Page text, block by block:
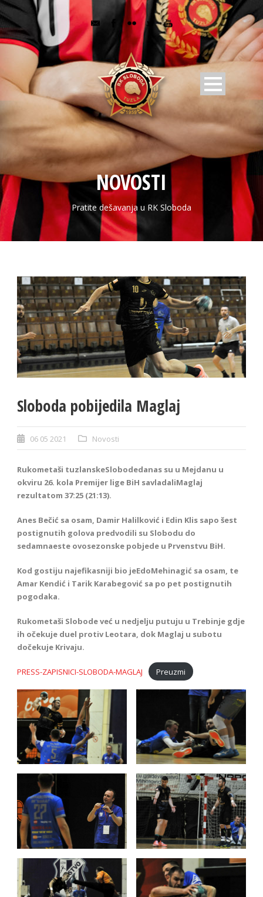
NOVOSTI
Pratite dešavanja u RK Sloboda
Sloboda pobijedila Maglaj
06 05 2021 Novosti
Rukometaši tuzlanskeSlobodedanas su u Mejdanu u
okviru 26. kola Premijer lige BiH savladaliMaglaj
rezultatom 37:25 (21:13).
Anes Bečić sa osam, Damir Halilković i Edin Klis sapo šest
postignutih golova predvodili su Slobodu do
sedamnaeste ovosezonske pobjede u Prvenstvu BiH.
Kod gostiju najefikasniji bio jeEdoMehinagić sa osam, te
Amar Kendić i Tarik Karabegović sa po pet postignutih
pogodaka.
Rukometaši Slobode već u nedjelju putuju u Trebinje gdje
ih očekuje duel protiv Leotara, dok Maglaj u subotu
dočekuje Krivaju.
PRESS-ZAPISNICI-SLOBODA-MAGLAJ Preuzmi